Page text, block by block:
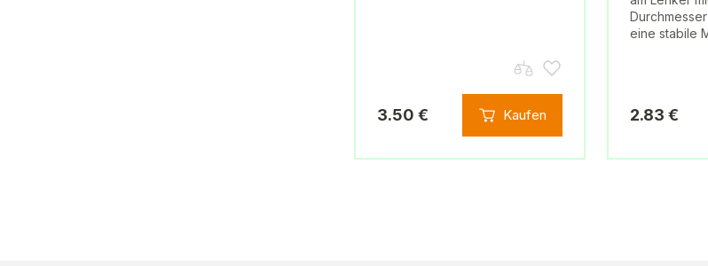
3.50 € Kaufen
eine stabile
2.83 €